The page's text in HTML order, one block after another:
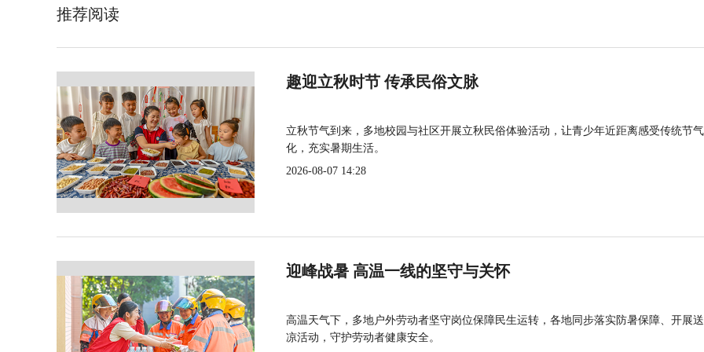
推荐阅读
趣迎立秋时节 传承民俗文脉
立秋节气到来，多地校园与社区开展立秋民俗体验活动，让青少年近距离感受传统节
化，充实暑期生活。
2026-08-07 14:28
迎峰战暑 高温一线的坚守与关怀
高温天气下，多地户外劳动者坚守岗位保障民生运转，各地同步落实防暑保障、开展
凉活动，守护劳动者健康安全。